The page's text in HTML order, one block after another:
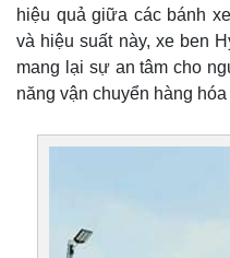
hiệu quả giữa các bánh
và hiệu suất này, xe ben
mang lại sự an tâm cho
năng vận chuyển hàng